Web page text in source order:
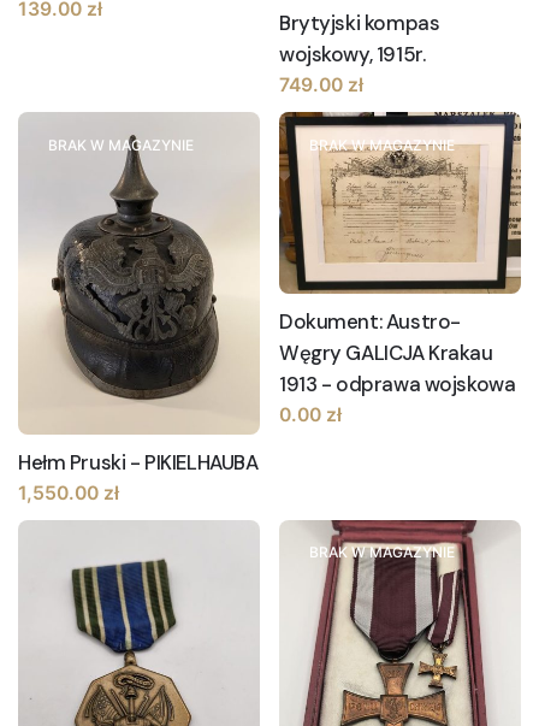
139.00 zł
Brytyjski kompas
wojskowy, 1915r.
749.00 zł
BRAK W MAGAZYNIE
Hełm Pruski - PIKIELHAUBA
1,550.00 zł
BRAK W MAGAZYNIE
Dokument: Austro-
Węgry GALICJA Krakau
1913 - odprawa wojskowa
0.00 zł
BRAK W MAGAZYNIE